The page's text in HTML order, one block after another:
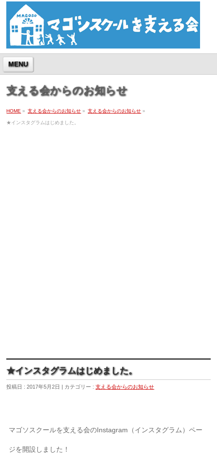
MENU
支える会からのお知らせ
HOME » 支える会からのお知らせ » 支える会からのお知らせ »
★インスタグラムはじめました。
★インスタグラムはじめました。
投稿日 : 2017年5月2日 カテゴリー :支える会からのお知らせ
マゴソスクールを支える会のInstagram（インスタグラム）ペー
ジを開設しました！